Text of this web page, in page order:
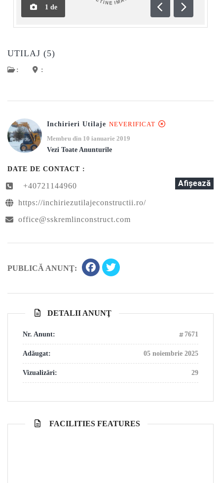
1 de
Anterioară
UTILAJ (5)
: :
Inchirieri Utilaje NEVERIFICAT
Membru din 10 ianuarie 2019
Vezi Toate Anunturile
DATE DE CONTACT :
+40721144960 Afişează
https://inchiriezutilajeconstructii.ro/
office@sskremlinconstruct.com
PUBLICĂ ANUNŢ:
DETALII ANUNŢ
Nr. Anunt: 7671
Adăugat: 05 noiembrie 2025
Vizualizări: 29
FACILITIES FEATURES